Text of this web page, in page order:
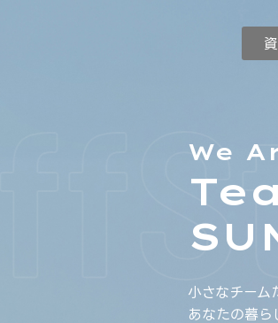
We
小さなチーム
あなたの暮ら